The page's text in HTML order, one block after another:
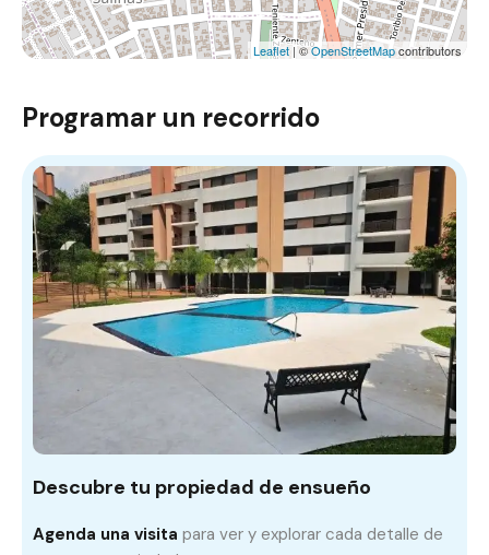
Leaflet | ©OpenStreetMapcontributors
Programar un recorrido
Descubre tu propiedad de ensueño
Agenda una visita para ver y explorar cada detalle de